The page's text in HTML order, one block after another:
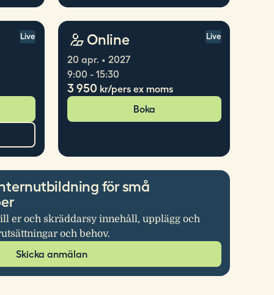
Live Live
Online
20 apr. • 2027
9:00 - 15:30
3 950 kr/pers ex moms
Boka
för små
er och skräddarsy innehåll, upplägg och
och behov.
Skicka anmälan